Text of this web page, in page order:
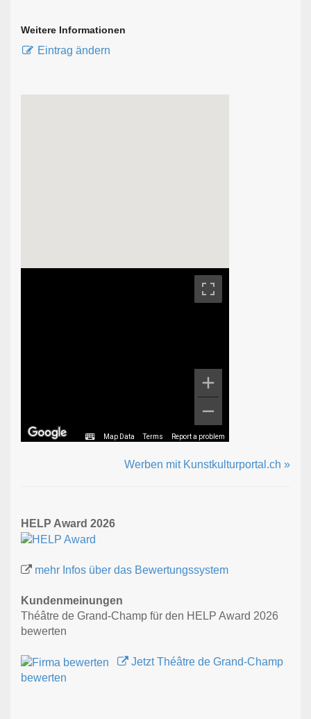
Weitere Informationen
Eintrag ändern
Map Data Terms Report a problem
Werben mit Kunstkulturportal.ch »
HELP Award 2026
mehr Infos über das Bewertungssystem
Kundenmeinungen
Théâtre de Grand-Champ für den HELP Award 2026
bewerten
Jetzt Théâtre de Grand-Champ
bewerten